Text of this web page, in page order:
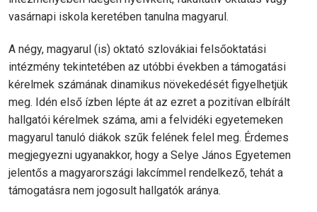
vasárnapi iskola keretében tanulna magyarul.
A négy, magyarul (is) oktató szlovákiai felsőoktatási
intézmény tekintetében az utóbbi években a támogatási
kérelmek számának dinamikus növekedését figyelhetjük
meg. Idén első ízben lépte át az ezret a pozitívan elbírált
hallgatói kérelmek száma, ami a felvidéki egyetemeken
magyarul tanuló diákok szűk felének felel meg. Érdemes
megjegyezni ugyanakkor, hogy a Selye János Egyetemen
jelentős a magyarországi lakcímmel rendelkező, tehát a
támogatásra nem jogosult hallgatók aránya.